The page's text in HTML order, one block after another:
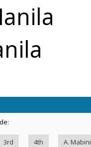
3rd 4th A. Mabini